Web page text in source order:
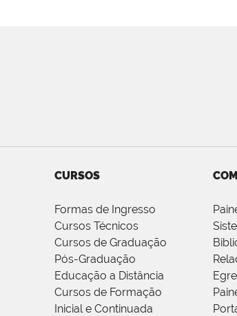
CURSOS
Formas de Ingresso
Cursos Técnicos
Cursos de Graduação
Pós-Graduação
Educação a Distância
Cursos de Formação
Inicial e Continuada